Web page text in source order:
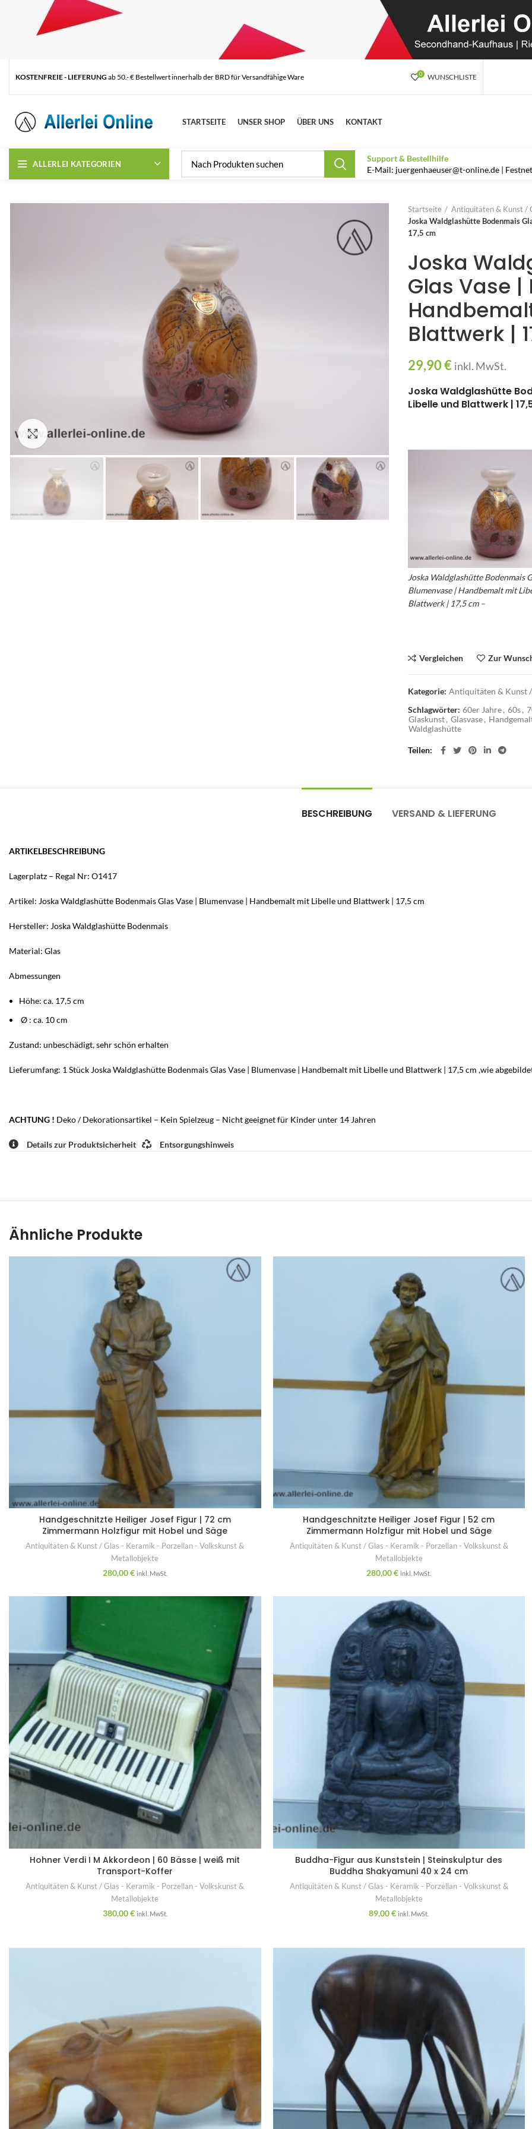
KOSTENFREIE - LIEFERUNG ab 50.- € Bestellwert innerhalb der BRD für Versandfähige Ware 0 WUNSCHLISTE
STARTSEITE UNSER SHOP ÜBER UNS KONTAKT
ALLERLEI KATEGORIEN
Support & Bestellhilfe
E-Mail: juergenhaeuser@t-online.de |
Zum Vergrößern anklicken
Startseite
Antiquitäten & Kunst /
Joska Waldglashütte Bodenmais
17,5 cm
Joska
Glas Vase
Blattwerk |
29,90€ inkl. MwSt.
Joska Waldglashütte
Libelle und Blattwerk |
Joska Waldglashütte Bodenmais
Blumenvase | Handbemalt mit
Blattwerk | 17,5 cm –
Vergleichen Zur
Kategorie: Antiquitäten & Kunst
Schlagwörter: 60er Jahre, 60s,
Glaskunst, Glasvase,
Waldglashütte
Teilen
BESCHREIBUNG VERSAND & LIEFERUNG
ARTIKELBESCHREIBUNG
Lagerplatz – Regal Nr: O1417
Artikel: Joska Waldglashütte Bodenmais Glas Vase | Blumenvase | Handbemalt mit Libelle und Blattwerk | 17,5 cm
Hersteller: Joska Waldglashütte Bodenmais
Material: Glas
Abmessungen
Höhe: ca. 17,5 cm
Ø : ca. 10 cm
Zustand: unbeschädigt, sehr schön erhalten
Lieferumfang: 1 Stück Joska Waldglashütte Bodenmais Glas Vase | Blumenvase | Handbemalt mit Libelle und Blattwerk | 17,5 cm ,wie
ACHTUNG ! Deko / Dekorationsartikel – Kein Spielzeug – Nicht geeignet für Kinder unter 14 Jahren
Details zur Produktsicherheit Entsorgungshinweis
Ähnliche Produkte
Handgeschnitzte Heiliger Josef Figur | 72 cm
Zimmermann Holzfigur mit Hobel und Säge
Antiquitäten & Kunst / Glas - Keramik - Porzellan - Volkskunst &
Metallobjekte
280,00€ inkl. MwSt.
Handgeschnitzte Heiliger Josef Figur | 52 cm
Zimmermann Holzfigur mit Hobel und Säge
Antiquitäten & Kunst / Glas - Keramik - Porzellan - Volkskunst &
Metallobjekte
280,00€ inkl. MwSt.
Hohner Verdi I M Akkordeon | 60 Bässe | weiß mit
Transport-Koffer
Antiquitäten & Kunst / Glas - Keramik - Porzellan - Volkskunst &
Metallobjekte
380,00€ inkl. MwSt.
Buddha-Figur aus Kunststein | Steinskulptur des
Buddha Shakyamuni 40 x 24 cm
Antiquitäten & Kunst / Glas - Keramik - Porzellan - Volkskunst &
Metallobjekte
89,00€ inkl. MwSt.